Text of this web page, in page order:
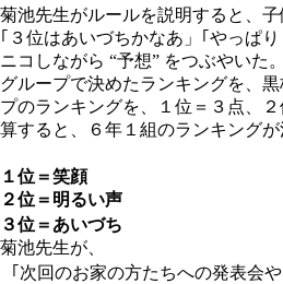
菊池先生がルールを説明すると、
｢３位はあいづちかなあ」｢やっぱ
ニコしながら “予想” をつぶやいた。
グループで決めたランキングを、
プのランキングを、１位＝３点、
算すると、６年１組のランキングが
１位＝笑顔
２位＝明るい声
３位＝あいづち
菊池先生が、
｢次回のお家の方たちへの発表会